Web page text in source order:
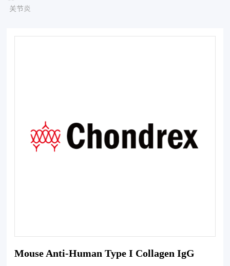
关节炎
Mouse Anti-Human Type I Collagen IgG